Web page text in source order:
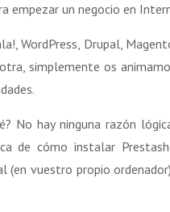
empezar un negocio en
WordPress, Drupal,
simplemente os
No hay ninguna razón
de cómo instalar
(en vuestro propio